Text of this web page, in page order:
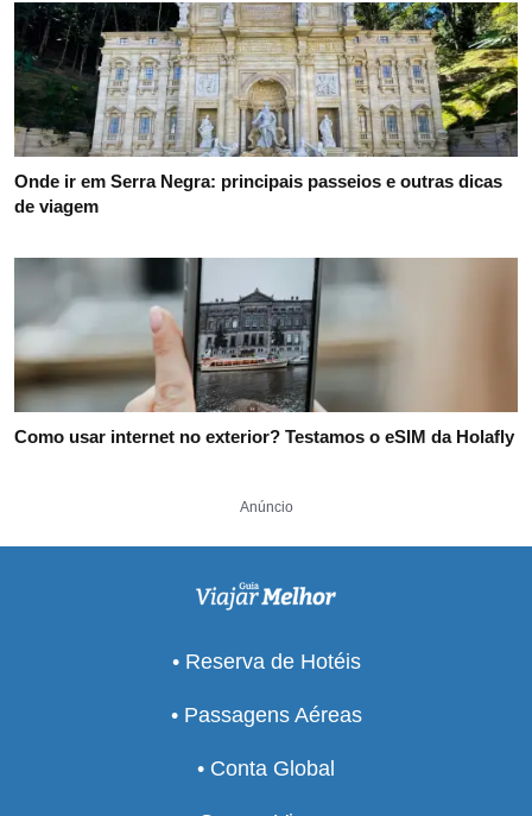
Onde ir em Serra Negra: principais passeios e outras dicas
de viagem
Como usar internet no exterior? Testamos o eSIM da Holafly
Anúncio
• Reserva de Hotéis
• Passagens Aéreas
• Conta Global